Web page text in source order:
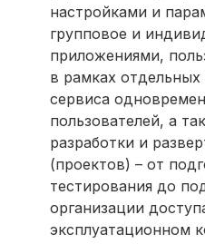
настройками и
групповое и
приложениями,
в рамках
сервиса
пользователей, а
разработки и
(проектов) – от
тестирования до
организации
эксплуатационном